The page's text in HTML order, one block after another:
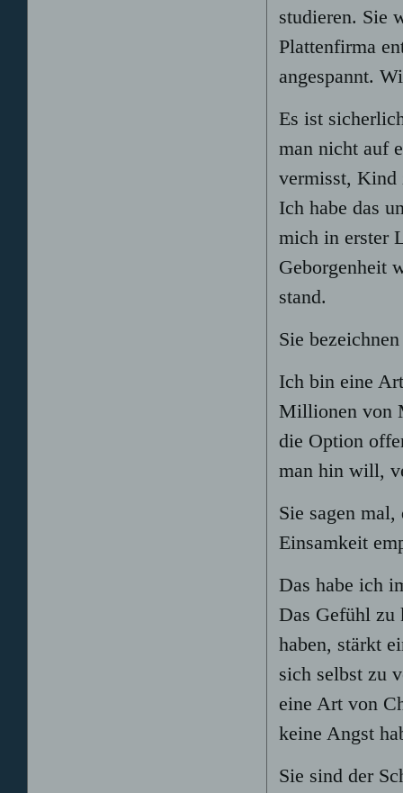
studieren. Sie
Plattenfirma
angespannt.
Es ist
man nicht auf
vermisst, Kind
Ich habe das
mich in erster
Geborgenheit
stand.
Sie
Ich bin eine
Millionen von
die Option
man hin will,
Sie sagen
Einsamkeit
Das habe ich
Das Gefühl zu
haben, stärkt
sich selbst zu
eine Art von
keine Angst
Sie sind der